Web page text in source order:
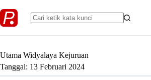
to
content
Utama Widyalaya Kejuruan
Tanggal: 13 Februari 2024